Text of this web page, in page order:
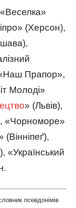
(Херсон),
Прапор»,
Молоді»
» (Львів),
«Чорноморе»
(Вінніпеґ),
«Український
псевдонімів